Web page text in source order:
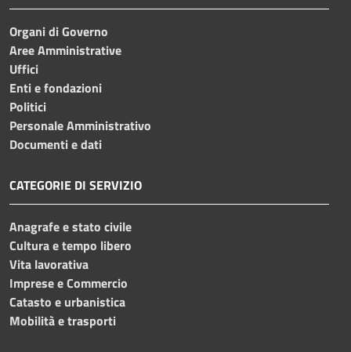
Organi di Governo
Aree Amministrative
Uffici
Enti e fondazioni
Politici
Personale Amministrativo
Documenti e dati
CATEGORIE DI SERVIZIO
Anagrafe e stato civile
Cultura e tempo libero
Vita lavorativa
Imprese e Commercio
Catasto e urbanistica
Mobilità e trasporti